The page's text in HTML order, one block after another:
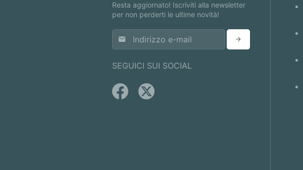
Resta aggiornato! Iscriviti alla newsletter
per non perderti le ultime novità!
SEGUICI SUI SOCIAL